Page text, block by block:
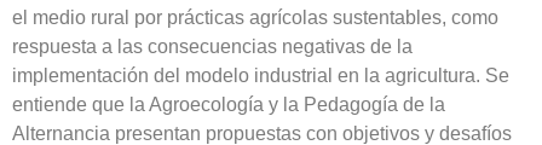
el medio rural por prácticas agrícolas sustentables, como
respuesta a las consecuencias negativas de la
implementación del modelo industrial en la agricultura. Se
entiende que la Agroecología y la Pedagogía de la
Alternancia presentan propuestas con objetivos y desafíos